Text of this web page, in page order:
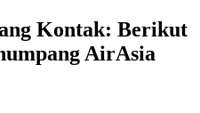
Kontak: Berikut
AirAsia